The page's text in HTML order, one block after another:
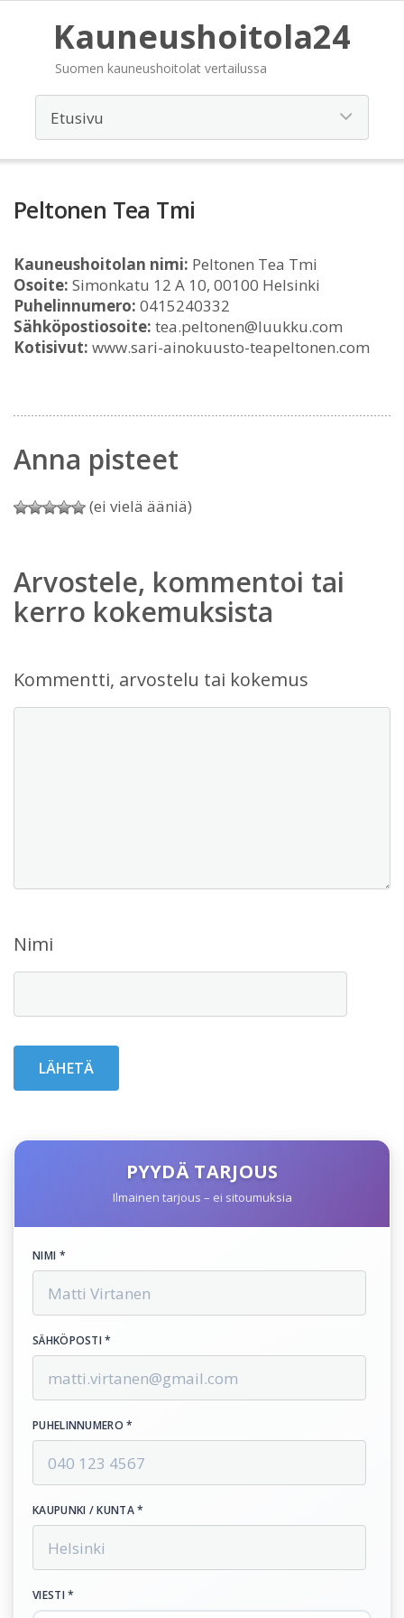
Kauneushoitola24
Suomen kauneushoitolat vertailussa
Peltonen Tea Tmi
Kauneushoitolan nimi: Peltonen Tea Tmi
Osoite: Simonkatu 12 A 10, 00100 Helsinki
Puhelinnumero: 0415240332
Sähköpostiosoite: tea.peltonen@luukku.com
Kotisivut: www.sari-ainokuusto-teapeltonen.com
Anna pisteet
(ei vielä ääniä)
Arvostele, kommentoi tai
kerro kokemuksista
Kommentti, arvostelu tai kokemus
Nimi
PYYDÄ TARJOUS
Ilmainen tarjous – ei sitoumuksia
NIMI *
SÄHKÖPOSTI *
PUHELINNUMERO *
KAUPUNKI / KUNTA *
VIESTI *